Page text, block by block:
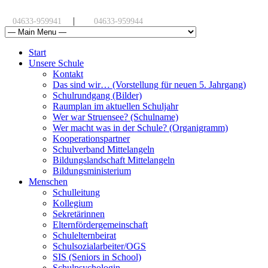
04633-959941 | 04633-959944
Start
Unsere Schule
Kontakt
Das sind wir… (Vorstellung für neuen 5. Jahrgang)
Schulrundgang (Bilder)
Raumplan im aktuellen Schuljahr
Wer war Struensee? (Schulname)
Wer macht was in der Schule? (Organigramm)
Kooperationspartner
Schulverband Mittelangeln
Bildungslandschaft Mittelangeln
Bildungsministerium
Menschen
Schulleitung
Kollegium
Sekretärinnen
Elternfördergemeinschaft
Schulelternbeirat
Schulsozialarbeiter/OGS
SIS (Seniors in School)